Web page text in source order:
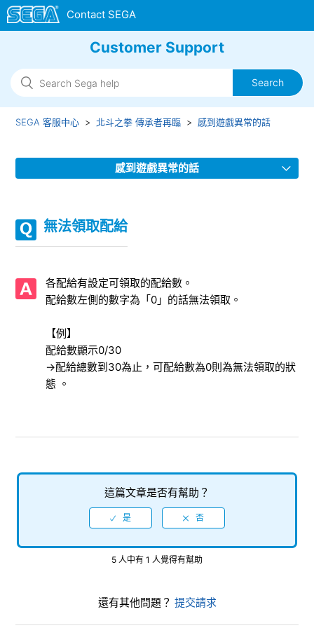
Customer Support
SEGA 客服中心 北斗之拳 傳承者再臨 感到遊戲異常的話
感到遊戲異常的話
目前已確認到的異常問題
【重要】Google Play商店未出現「更新」而無法更新版本
各設施的「！」不會消失
『星下激鬥』無法輕彈畫面迴避
無法綁定SNS
聊天頻道訊息未正常顯示
關於排名的更新
無法領取配給
各配給有設定可領取的配給數。
配給數左側的數字為「0」的話無法領取。
【例】
配給數顯示0/30
→配給總數到30為止，可配給數為0則為無法領取的狀
態 。
這篇文章是否有幫助？
5 人中有 1 人覺得有幫助
還有其他問題？ 提交請求